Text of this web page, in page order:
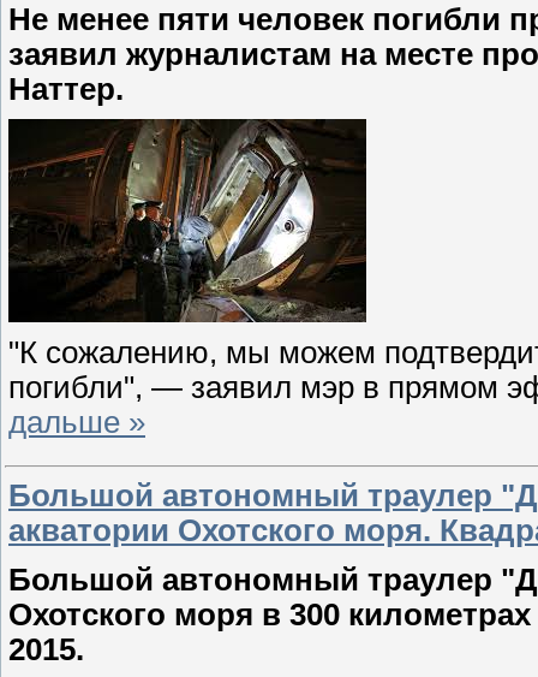
Не менее пяти человек погибли
заявил журналистам на месте
Наттер.
"К сожалению, мы можем
погибли", — заявил мэр в прямом
дальше »
Большой автономный траулер
акватории Охотского моря.
Большой автономный траулер
Охотского моря в 300
2015.